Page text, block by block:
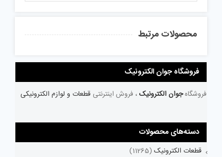
محصولات مرتبط
فروشگاه جوان الکترونیک
فروشگاهجوان الکترونیک ، فروش اینترنتی قطعات و لوازم الکترونیکی
دسته‌های محصولات
قطعات الکترونیک (11265)